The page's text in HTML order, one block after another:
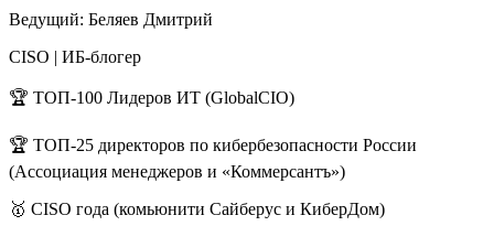
Ведущий: Беляев Дмитрий
CISO | ИБ‑блогер
🏆 ТОП‑100 Лидеров ИТ (GlobalCIO)
🏆 ТОП‑25 директоров по кибербезопасности России
(Ассоциация менеджеров и «Коммерсантъ»)
🥇 CISO года (комьюнити Сайберус и КиберДом)